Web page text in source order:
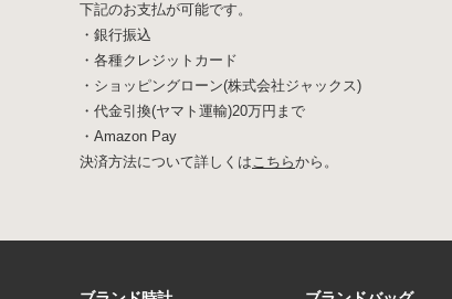
下記のお支払が可能です。
・銀行振込
・各種クレジットカード
・ショッピングローン(株式会社ジャックス)
・代金引換(ヤマト運輸)20万円まで
・Amazon Pay
決済方法について詳しくはこちらから。